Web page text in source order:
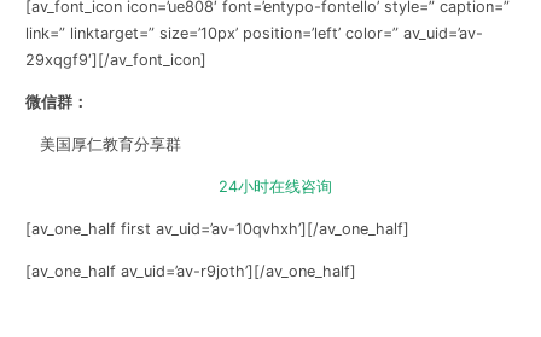
[av_font_icon icon=’ue808′ font=’entypo-fontello’ style=” caption=”
link=” linktarget=” size=’10px’ position=’left’ color=” av_uid=’av-
29xqgf9′][/av_font_icon]
微信群：
美国厚仁教育分享群
24小时在线咨询
[av_one_half first av_uid=’av-10qvhxh’] [/av_one_half]
[av_one_half av_uid=’av-r9joth’] [/av_one_half]